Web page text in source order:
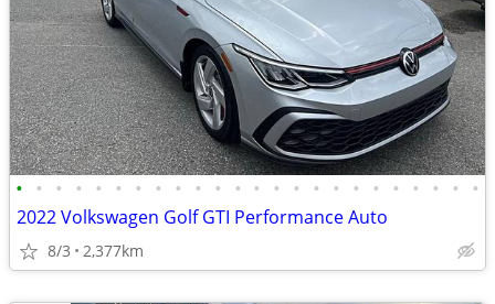
• • • • • • • • • • • • • • • • • • • • • • • •
2022 Volkswagen Golf GTI Performance Auto
8/3 2,377km